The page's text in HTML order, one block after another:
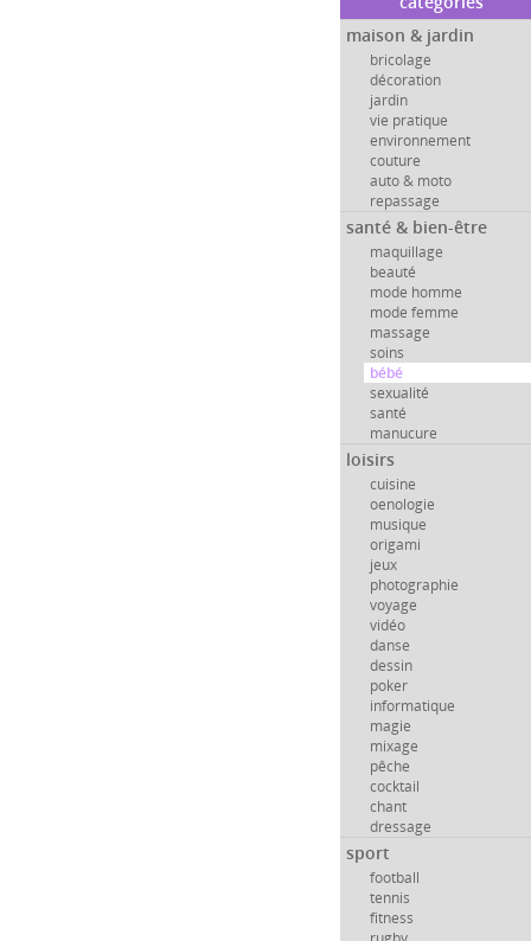
maison & jardin
bricolage
décoration
jardin
vie pratique
environnement
couture
auto & moto
repassage
santé & bien-être
maquillage
beauté
mode homme
mode femme
massage
soins
bébé
sexualité
santé
manucure
loisirs
cuisine
oenologie
musique
origami
jeux
photographie
voyage
vidéo
danse
dessin
poker
informatique
magie
mixage
pêche
cocktail
chant
dressage
sport
football
tennis
fitness